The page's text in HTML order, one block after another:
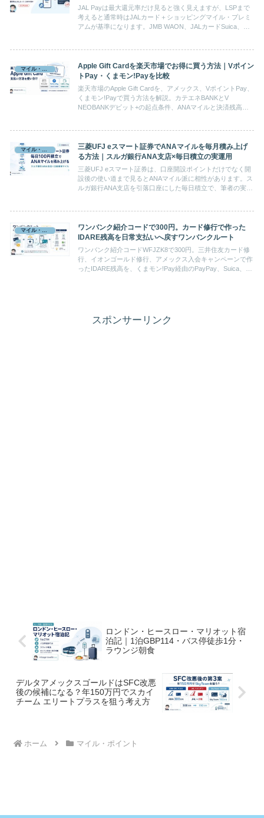
JAL Payは最大還元率だけ見ると強く見えますが、LSPまで
考えると通常時はJALカード＋ショッピングマイル・プレミ
アムが基準になります。JMB WAON、JALカードSuica、楽
Apple Gift Cardを楽天市場でお得に買う方法｜Vポイン
トPay・くまモン!Payを比較
楽天市場のApple Gift Cardを、アメックス、VポイントPay、
くまモン!Payで買う方法を解説。カテエネBANKとV
NEOBANKデビット+の起点条件、ANAマイルと決済残高の
マイル・ポイント
三菱UFJ eスマート証券でANAマイルを毎月積み上げ
る方法｜スルガ銀行ANA支店×毎日積立の実運用
三菱UFJ eスマート証券は、口座開設ポイントだけでなく開
設後の使い道まで見るとANAマイル派に相性があります。ス
ルガ銀行ANA支店を引落口座にした毎日積立で、筆者の実績
マイル・ポイント
ワンバンク紹介コードで300円。カード修行で作った
IDARE残高を日常支払いへ戻すワンバンクルート
ワンバンク紹介コードWFJZK8で300円。三井住友カード修
行、イオンゴールド修行、アメックス入会キャンペーンで作
ったIDARE残高を、くまモン!Pay経由のPayPay、Suica、公
スポンサーリンク
ロンドン・ヒースロー・マリオット宿
泊記｜1泊GBP114・バス停徒歩1分・
ラウンジ朝食
デルタアメックスゴールドはSFC改悪
後の候補になる？年150万円でスカイ
チーム エリートプラスを狙う考え方
ホーム マイル・ポイント